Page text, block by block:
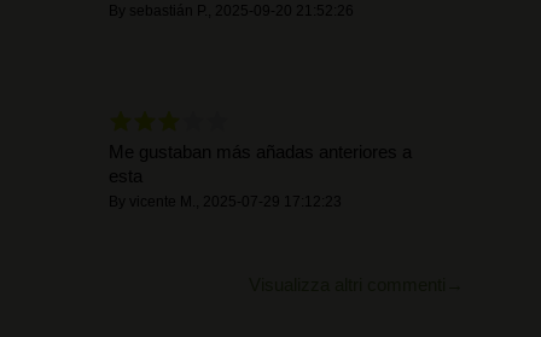
sebastián P. 2025-09-20 21:52:26
Me gustaban más añadas anteriores a
esta
vicente M. 2025-07-29 17:12:23